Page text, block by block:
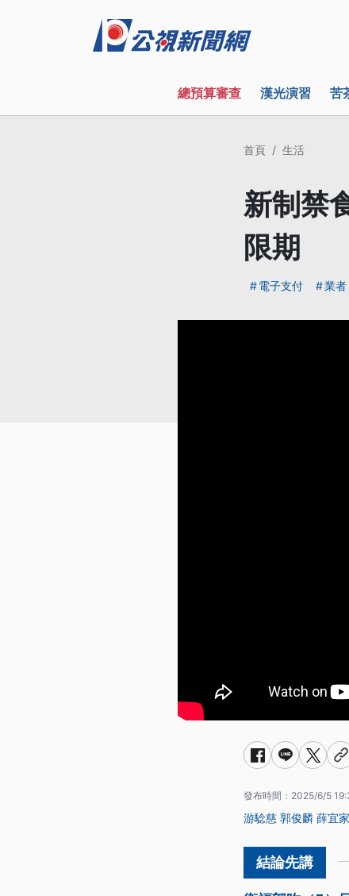
總預算審查 漢光演習 苦
首頁 生活
新制禁
限期
電子支付 業者
發布時間： 2025/6/5
游騐慈 郭俊麟 薛宜家